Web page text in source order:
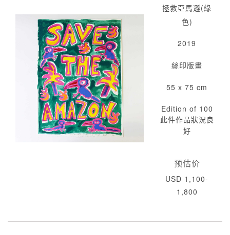
拯救亞馬遜(綠
色)
2019
絲印版畫
55 x 75 cm
Edition of 100
此件作品狀況良
好
预估价
USD 1,100-
1,800